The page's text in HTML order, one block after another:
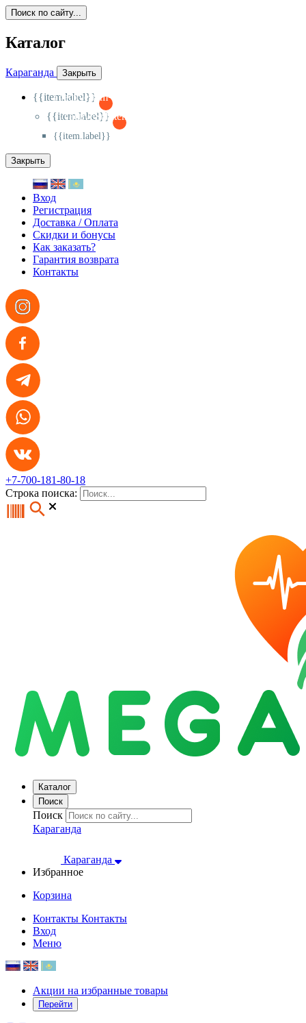
Поиск по сайту...
Каталог
Караганда Закрыть
{{item.label}}
{{activeItem==item.id?'-
{{item.label}}
{{activeSubitem==item.id?'-
{{item.label}}
Закрыть
Вход
Регистрация
Доставка / Оплата
Скидки и бонусы
Как заказать?
Гарантия возврата
Контакты
+7-700-181-80-18
Строка поиска:
Каталог
Поиск
Поиск
Караганда
Караганда
Избранное
Корзина
Контакты Контакты
Вход
Меню
Акции на избранные товары
Перейти